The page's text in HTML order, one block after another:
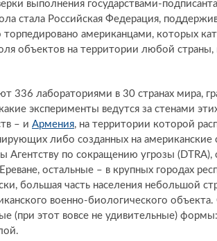
выполнения государствами-
стала Российская Федерация,
американцами, которых
объектов на территории любой страны,
336 лабораториями в 30 странах мира,
эксперименты ведутся за стенами
– и Армения, на территории которой
либо созданных на американские
Агентству по сокращению угрозы
Ереване, остальные – в крупных городах
большая часть населения небольшой
военно-биологического
(при этот вовсе не удивительные)